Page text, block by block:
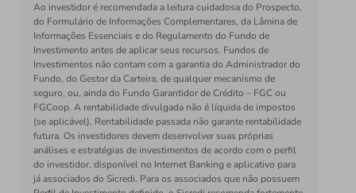
Ao investidor é recomendada a leitura cuidadosa do Prospecto,
do Formulário de Informações Complementares, da Lâmina de
Informações Essenciais e do Regulamento do Fundo de
Investimento antes de aplicar seus recursos. Fundos de
Investimentos não contam com a garantia do Administrador do
Fundo, do Gestor da Carteira, de qualquer mecanismo de
seguro, ou, ainda do Fundo Garantidor de Crédito – FGC ou
FGCoop. A rentabilidade divulgada não é líquida de impostos
(se aplicável). Rentabilidade passada não garante rentabilidade
futura. Os investidores devem desenvolver suas próprias
análises e estratégias de investimentos de acordo com o perfil
do investidor, disponível no Internet Banking e aplicativo para
já associados do Sicredi. Para os associados que não possuem